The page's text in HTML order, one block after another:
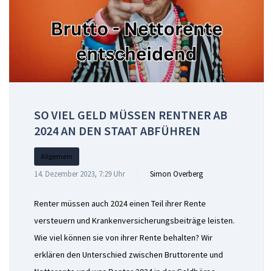
SO VIEL GELD MÜSSEN RENTNER AB
2024 AN DEN STAAT ABFÜHREN
Allgemein
14. Dezember 2023, 7:29 Uhr Simon Overberg
Renter müssen auch 2024 einen Teil ihrer Rente
versteuern und Krankenversicherungsbeiträge leisten.
Wie viel können sie von ihrer Rente behalten? Wir
erklären den Unterschied zwischen Bruttorente und